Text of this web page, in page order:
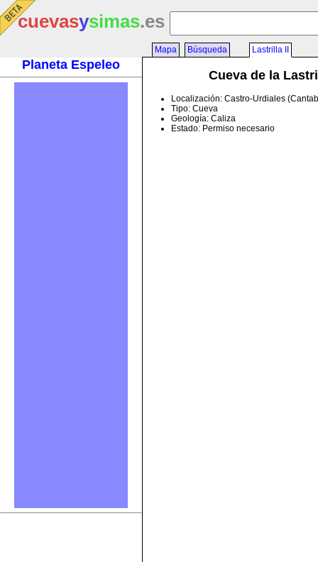
cuevasysimas.es
Planeta Espeleo
Mapa Búsqueda Lastrilla II
Cueva de la
Localización: Castro-Urdiales
Tipo: Cueva
Geología: Caliza
Estado: Permiso necesario